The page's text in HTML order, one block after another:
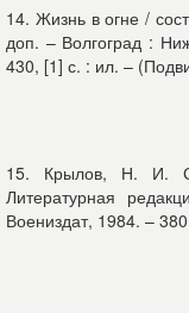
14. Жизнь в огне /
доп. – Волгоград :
430, [1] с. : ил. –
15. Крылов, Н. И.
Литературная
Воениздат, 1984. –